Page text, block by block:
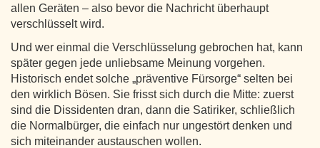
allen Geräten – also bevor die Nachricht überhaupt
verschlüsselt wird.
Und wer einmal die Verschlüsselung gebrochen hat, kann
später gegen jede unliebsame Meinung vorgehen.
Historisch endet solche „präventive Fürsorge“ selten bei
den wirklich Bösen. Sie frisst sich durch die Mitte: zuerst
sind die Dissidenten dran, dann die Satiriker, schließlich
die Normalbürger, die einfach nur ungestört denken und
sich miteinander austauschen wollen.